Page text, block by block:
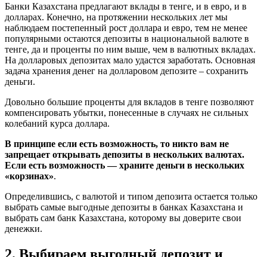
Банки Казахстана предлагают вклады в тенге, и в евро, и в
долларах. Конечно, на протяжении нескольких лет мы
наблюдаем постепенный рост доллара и евро, тем не менее
популярными остаются депозиты в национальной валюте в
тенге, да и проценты по ним выше, чем в валютных вкладах.
На долларовых депозитах мало удастся заработать. Основная
задача хранения денег на долларовом депозите – сохранить
деньги.
Довольно большие проценты для вкладов в тенге позволяют
компенсировать убытки, понесенные в случаях не сильных
колебаний курса доллара.
В принципе если есть возможность, то никто вам не
запрещает открывать депозиты в нескольких валютах.
Если есть возможность — храните деньги в нескольких
«корзинах».
Определившись, с валютой и типом депозита остается только
выбрать самые выгодные депозиты в банках Казахстана и
выбрать сам банк Казахстана, которому вы доверите свои
денежки.
2. Выбираем выгодный депозит и